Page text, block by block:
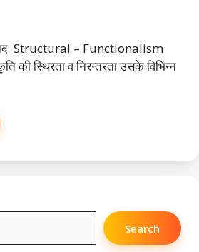
Structural – Functionalism
की स्थिरता व निरन्तरता उसके विभिन्न
Search